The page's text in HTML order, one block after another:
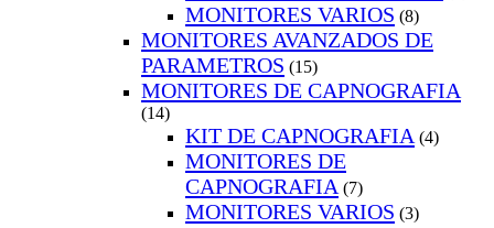
MONITORES VARIOS (8)
MONITORES AVANZADOS DE
PARAMETROS (15)
MONITORES DE CAPNOGRAFIA
(14)
KIT DE CAPNOGRAFIA (4)
MONITORES DE
CAPNOGRAFIA (7)
MONITORES VARIOS (3)